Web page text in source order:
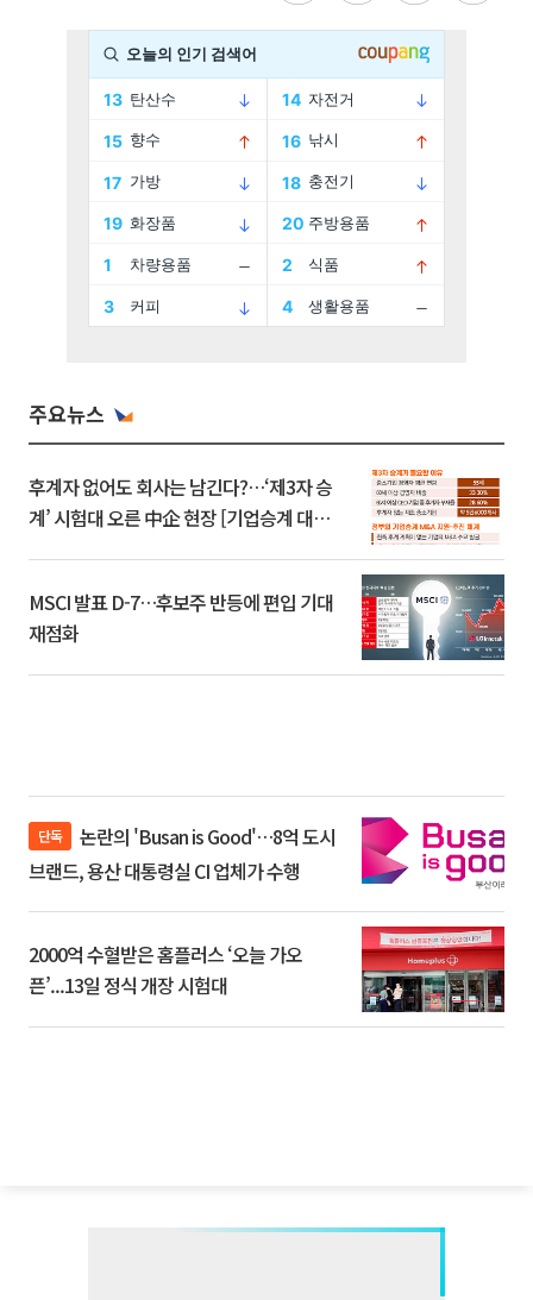
주요뉴스
후계자 없어도 회사는 남긴다?…‘제3자 승
계’ 시험대 오른 中企 현장 [기업승계 대전
MSCI 발표 D-7…후보주 반등에 편입 기대
재점화
단독
브랜드, 용산 대통령실 CI 업체가 수행
2000억 수혈받은 홈플러스 ‘오늘 가오
픈’...13일 정식 개장 시험대